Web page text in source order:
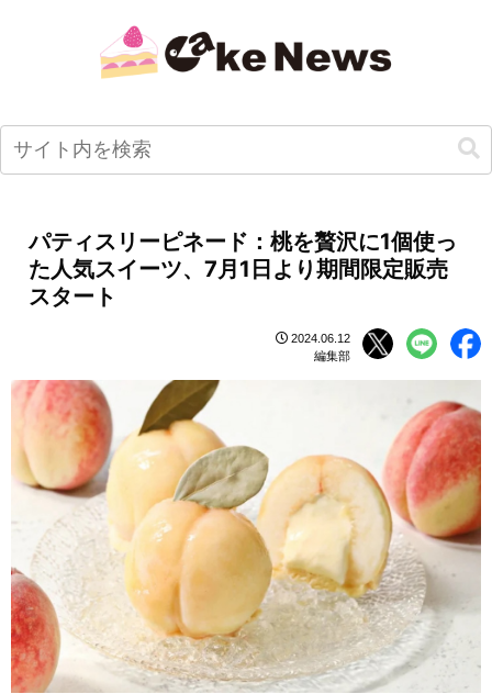
パティスリーピネード：桃を贅沢に1個使っ
た人気スイーツ、7月1日より期間限定販売
スタート
2024.06.12
編集部